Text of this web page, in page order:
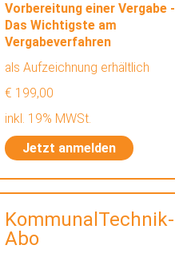
Vorbereitung einer Vergabe -
Das Wichtigste am
Vergabeverfahren
als Aufzeichnung erhältlich
€ 199,00
inkl. 19% MWSt.
Jetzt anmelden
KommunalTechnik-
Abo